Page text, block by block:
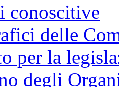
conoscitive
delle
per la
degli